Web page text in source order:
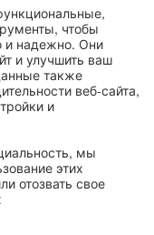
для тебя»
Institut
«Deutschstunde»